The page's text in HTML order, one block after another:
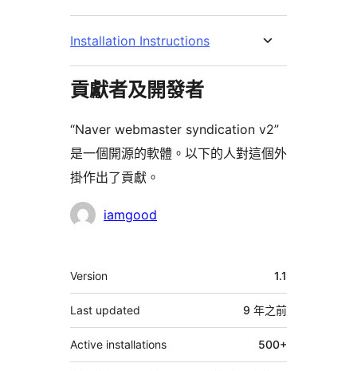
Installation Instructions
貢獻者及開發者
“Naver webmaster syndication v2”
是一個開源的軟體。以下的人對這個外
掛作出了貢獻。
貢
iamgood
其
它
Version 1.1
Last updated 9 年之前
Active installations 500+